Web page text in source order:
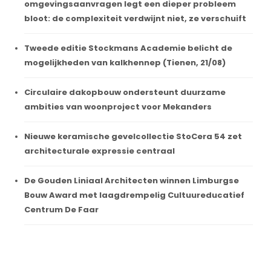
omgevingsaanvragen legt een dieper probleem
bloot: de complexiteit verdwijnt niet, ze verschuift
Tweede editie Stockmans Academie belicht de
mogelijkheden van kalkhennep (Tienen, 21/08)
Circulaire dakopbouw ondersteunt duurzame
ambities van woonproject voor Mekanders
Nieuwe keramische gevelcollectie StoCera 54 zet
architecturale expressie centraal
De Gouden Liniaal Architecten winnen Limburgse
Bouw Award met laagdrempelig Cultuureducatief
Centrum De Faar